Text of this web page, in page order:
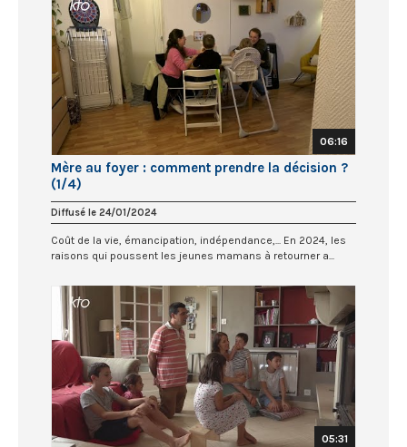
06:16
Mère au foyer : comment prendre la décision ?
(1/4)
Diffusé le 24/01/2024
Coût de la vie, émancipation, indépendance,... En 2024, les
raisons qui poussent les jeunes mamans à retourner a...
05:31